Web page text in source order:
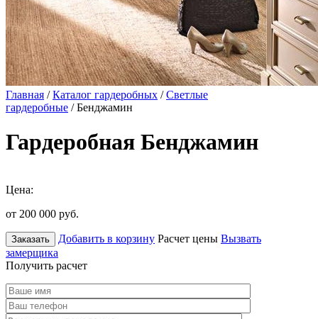
Главная /Каталог гардеробных /Светлые
гардеробные / Бенджамин
Гардеробная Бенджамин
Цена:
от 200 000 руб.
Заказать Добавить в корзину Расчет цены Вызвать
замерщика
Получить расчет